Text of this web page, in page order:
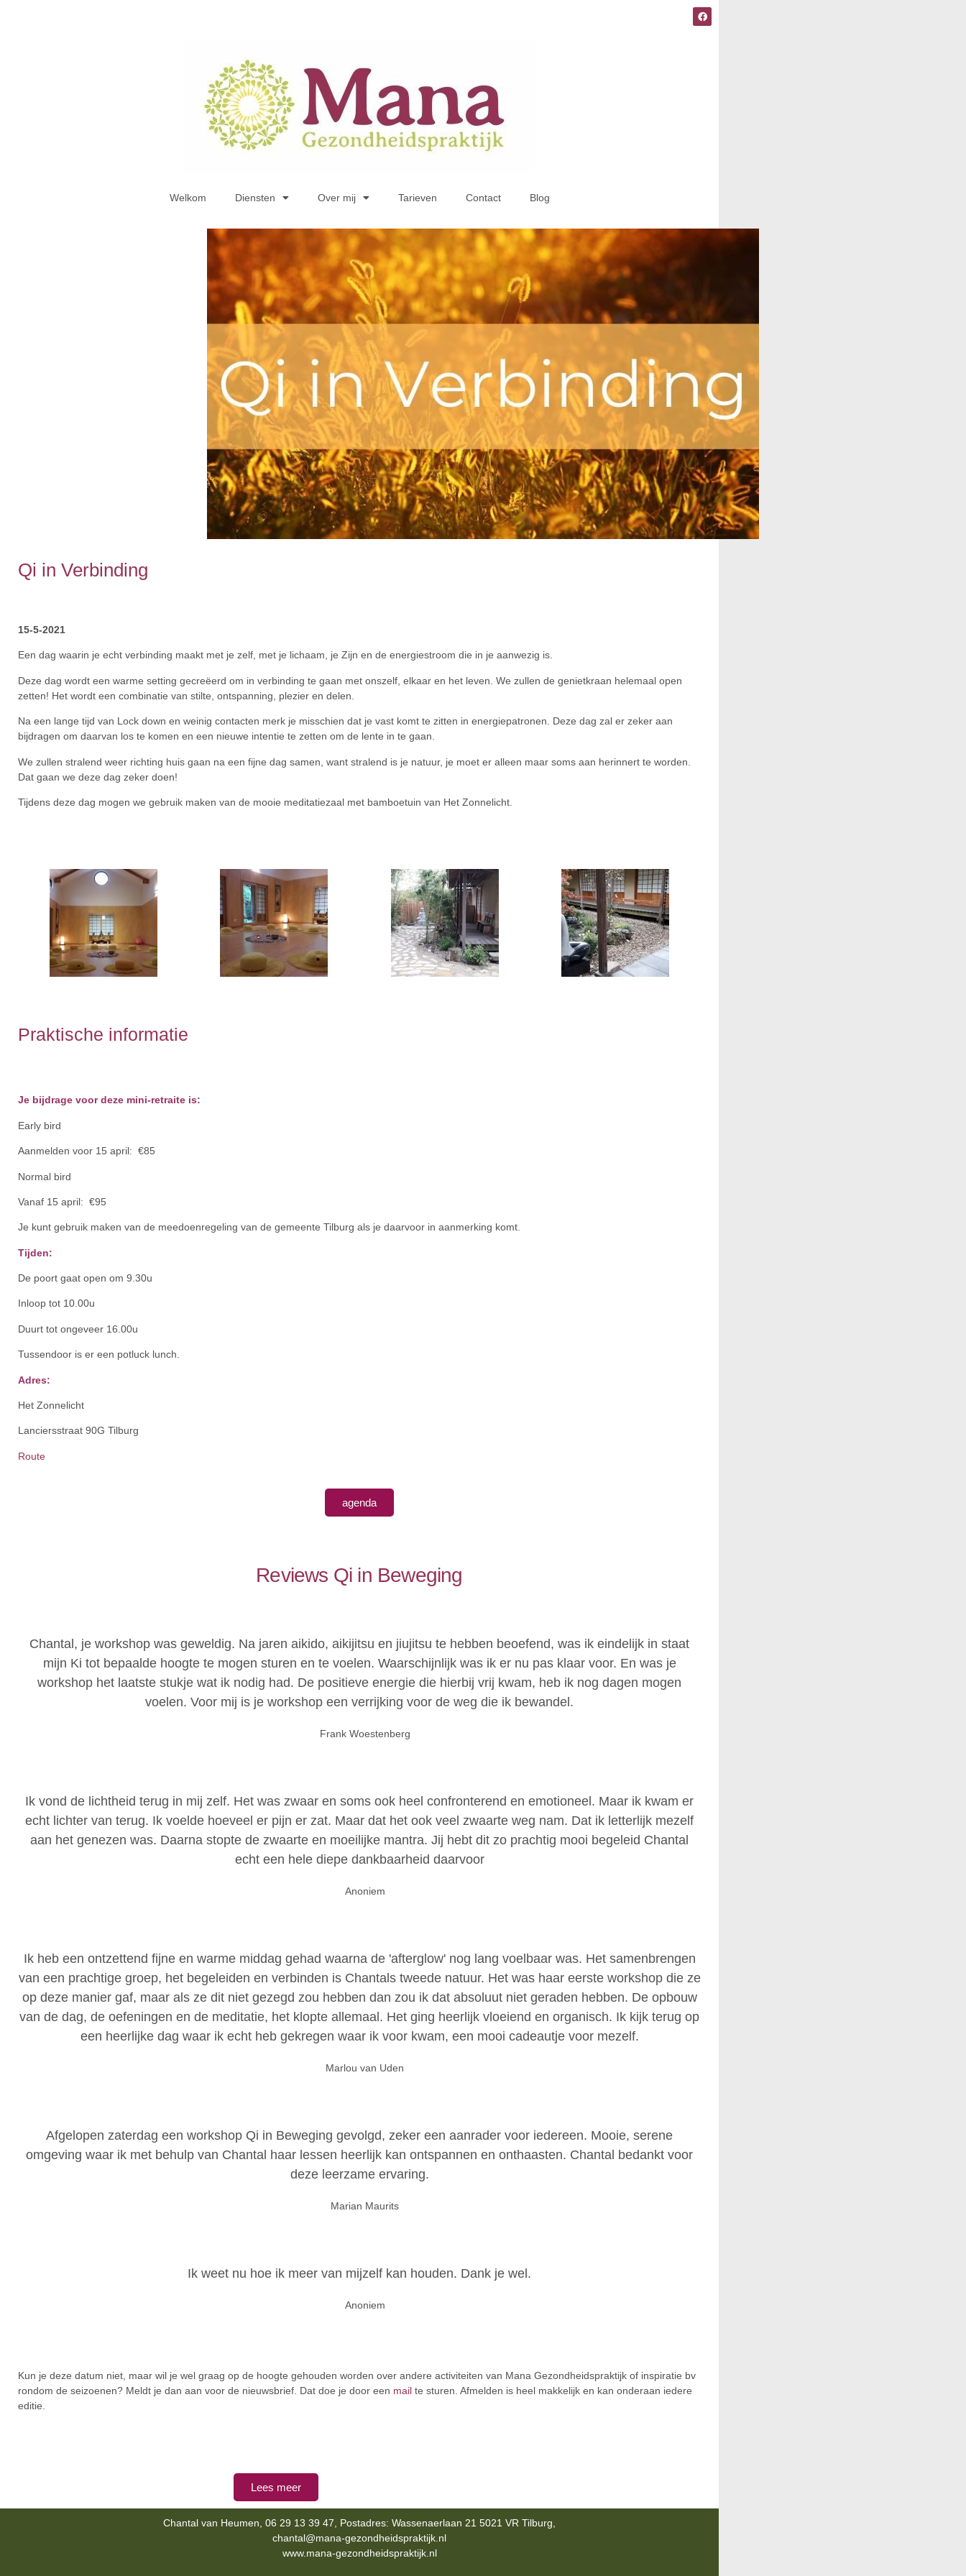
Welkom Diensten Over mij Tarieven Contact Blog
Qi in Verbinding
15-5-2021
Een dag waarin je echt verbinding maakt met je zelf, met je lichaam, je Zijn en de energiestroom die in je aanwezig is.
Deze dag wordt een warme setting gecreëerd om in verbinding te gaan met onszelf, elkaar en het leven. We zullen de genietkraan helemaal open
zetten! Het wordt een combinatie van stilte, ontspanning, plezier en delen.
Na een lange tijd van Lock down en weinig contacten merk je misschien dat je vast komt te zitten in energiepatronen. Deze dag zal er zeker aan
bijdragen om daarvan los te komen en een nieuwe intentie te zetten om de lente in te gaan.
We zullen stralend weer richting huis gaan na een fijne dag samen, want stralend is je natuur, je moet er alleen maar soms aan herinnert te worden.
Dat gaan we deze dag zeker doen!
Tijdens deze dag mogen we gebruik maken van de mooie meditatiezaal met bamboetuin van Het Zonnelicht.
Praktische informatie
Je bijdrage voor deze mini-retraite is:
Early bird
Aanmelden voor 15 april: €85
Normal bird
Vanaf 15 april: €95
Je kunt gebruik maken van de meedoenregeling van de gemeente Tilburg als je daarvoor in aanmerking komt.
Tijden:
De poort gaat open om 9.30u
Inloop tot 10.00u
Duurt tot ongeveer 16.00u
Tussendoor is er een potluck lunch.
Adres:
Het Zonnelicht
Lanciersstraat 90G Tilburg
Route
agenda
Reviews Qi in Beweging
Chantal, je workshop was geweldig. Na jaren aikido, aikijitsu en jiujitsu te hebben beoefend, was ik eindelijk in staat
mijn Ki tot bepaalde hoogte te mogen sturen en te voelen. Waarschijnlijk was ik er nu pas klaar voor. En was je
workshop het laatste stukje wat ik nodig had. De positieve energie die hierbij vrij kwam, heb ik nog dagen mogen
voelen. Voor mij is je workshop een verrijking voor de weg die ik bewandel.
Frank Woestenberg
Ik vond de lichtheid terug in mij zelf. Het was zwaar en soms ook heel confronterend en emotioneel. Maar ik kwam er
echt lichter van terug. Ik voelde hoeveel er pijn er zat. Maar dat het ook veel zwaarte weg nam. Dat ik letterlijk mezelf
aan het genezen was. Daarna stopte de zwaarte en moeilijke mantra. Jij hebt dit zo prachtig mooi begeleid Chantal
echt een hele diepe dankbaarheid daarvoor
Anoniem
Ik heb een ontzettend fijne en warme middag gehad waarna de 'afterglow' nog lang voelbaar was. Het samenbrengen
van een prachtige groep, het begeleiden en verbinden is Chantals tweede natuur. Het was haar eerste workshop die ze
op deze manier gaf, maar als ze dit niet gezegd zou hebben dan zou ik dat absoluut niet geraden hebben. De opbouw
van de dag, de oefeningen en de meditatie, het klopte allemaal. Het ging heerlijk vloeiend en organisch. Ik kijk terug op
een heerlijke dag waar ik echt heb gekregen waar ik voor kwam, een mooi cadeautje voor mezelf.
Marlou van Uden
Afgelopen zaterdag een workshop Qi in Beweging gevolgd, zeker een aanrader voor iedereen. Mooie, serene
omgeving waar ik met behulp van Chantal haar lessen heerlijk kan ontspannen en onthaasten. Chantal bedankt voor
deze leerzame ervaring.
Marian Maurits
Ik weet nu hoe ik meer van mijzelf kan houden. Dank je wel.
Anoniem
Kun je deze datum niet, maar wil je wel graag op de hoogte gehouden worden over andere activiteiten van Mana Gezondheidspraktijk of inspiratie bv
rondom de seizoenen? Meldt je dan aan voor de nieuwsbrief. Dat doe je door een mail te sturen. Afmelden is heel makkelijk en kan onderaan iedere
editie.
Lees meer
Chantal van Heumen, 06 29 13 39 47, Postadres: Wassenaerlaan 21 5021 VR Tilburg,
chantal@mana-gezondheidspraktijk.nl
www.mana-gezondheidspraktijk.nl